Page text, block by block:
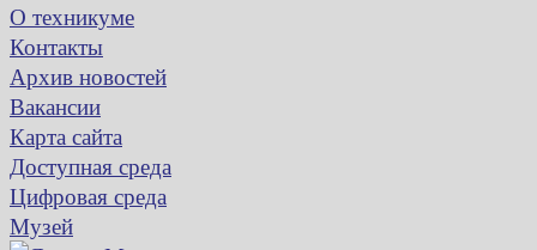
О техникуме
Контакты
Архив новостей
Вакансии
Карта сайта
Доступная среда
Цифровая среда
Музей